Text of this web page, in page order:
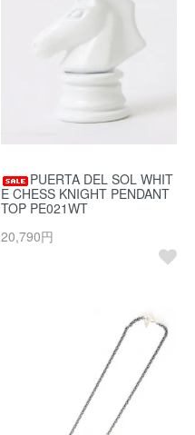
PUERTA DEL SOL WHIT
E CHESS KNIGHT PENDANT
TOP PE021WT
20,790円